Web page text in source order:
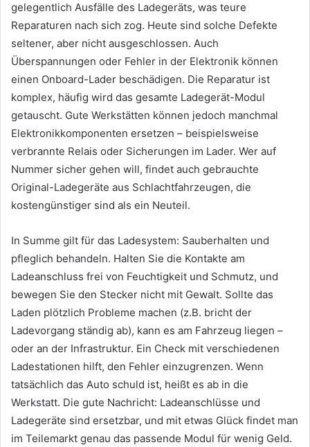
gelegentlich Ausfälle des Ladegeräts, was teure
Reparaturen nach sich zog. Heute sind solche Defekte
seltener, aber nicht ausgeschlossen. Auch
Überspannungen oder Fehler in der Elektronik können
einen Onboard-Lader beschädigen. Die Reparatur ist
komplex, häufig wird das gesamte Ladegerät-Modul
getauscht. Gute Werkstätten können jedoch manchmal
Elektronikkomponenten ersetzen – beispielsweise
verbrannte Relais oder Sicherungen im Lader. Wer auf
Nummer sicher gehen will, findet auch gebrauchte
Original-Ladegeräte aus Schlachtfahrzeugen, die
kostengünstiger sind als ein Neuteil.
In Summe gilt für das Ladesystem: Sauberhalten und
pfleglich behandeln. Halten Sie die Kontakte am
Ladeanschluss frei von Feuchtigkeit und Schmutz, und
bewegen Sie den Stecker nicht mit Gewalt. Sollte das
Laden plötzlich Probleme machen (z.B. bricht der
Ladevorgang ständig ab), kann es am Fahrzeug liegen –
oder an der Infrastruktur. Ein Check mit verschiedenen
Ladestationen hilft, den Fehler einzugrenzen. Wenn
tatsächlich das Auto schuld ist, heißt es ab in die
Werkstatt. Die gute Nachricht: Ladeanschlüsse und
Ladegeräte sind ersetzbar, und mit etwas Glück findet man
im Teilemarkt genau das passende Modul für wenig Geld.